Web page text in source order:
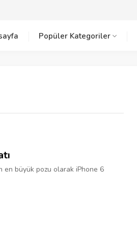
Popüler Kategoriler
en büyük pozu olarak iPhone 6